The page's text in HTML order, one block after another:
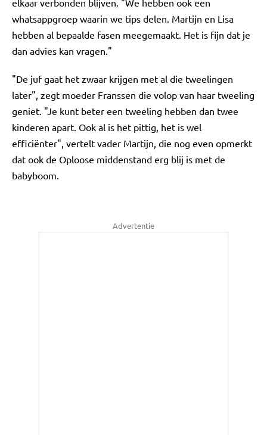
elkaar verbonden blijven. "We hebben ook een
whatsappgroep waarin we tips delen. Martijn en Lisa
hebben al bepaalde fasen meegemaakt. Het is fijn dat je
dan advies kan vragen."
"De juf gaat het zwaar krijgen met al die tweelingen
later", zegt moeder Franssen die volop van haar tweeling
geniet. "Je kunt beter een tweeling hebben dan twee
kinderen apart. Ook al is het pittig, het is wel
efficiënter", vertelt vader Martijn, die nog even opmerkt
dat ook de Oploose middenstand erg blij is met de
babyboom.
Advertentie